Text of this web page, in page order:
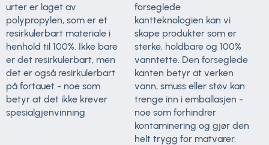
urter er laget av
polypropylen, som er et
resirkulerbart materiale i
henhold til 100%. Ikke bare
er det resirkulerbart, men
det er også resirkulerbart
på fortauet - noe som
betyr at det ikke krever
spesialgjenvinning
forseglede
kantteknologien kan vi
skape produkter som er
sterke, holdbare og 100%
vanntette. Den forseglede
kanten betyr at verken
vann, smuss eller støv kan
trenge inn i emballasjen -
noe som forhindrer
kontaminering og gjør den
helt trygg for matvarer.